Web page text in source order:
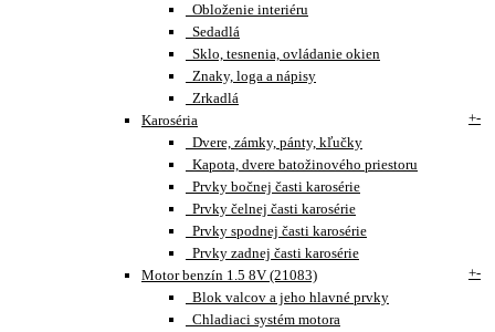
Obloženie interiéru
Sedadlá
Sklo, tesnenia, ovládanie okien
Znaky, loga a nápisy
Zrkadlá
Karoséria
+-
Dvere, zámky, pánty, kľučky
Kapota, dvere batožinového priestoru
Prvky bočnej časti karosérie
Prvky čelnej časti karosérie
Prvky spodnej časti karosérie
Prvky zadnej časti karosérie
Motor benzín 1.5 8V (21083)
+-
Blok valcov a jeho hlavné prvky
Chladiaci systém motora